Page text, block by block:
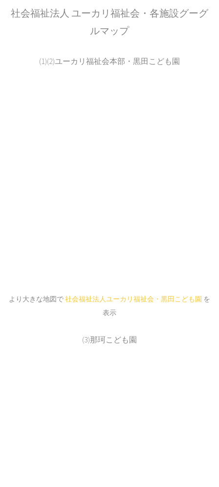
社会福祉法人 ユーカリ福祉会・各施設グーグ
ルマップ
(1)(2)ユーカリ福祉会本部・黒田こども園
より大きな地図で社会福祉法人ユーカリ福祉会・黒田こども園 を
表示
(3)那珂こども園